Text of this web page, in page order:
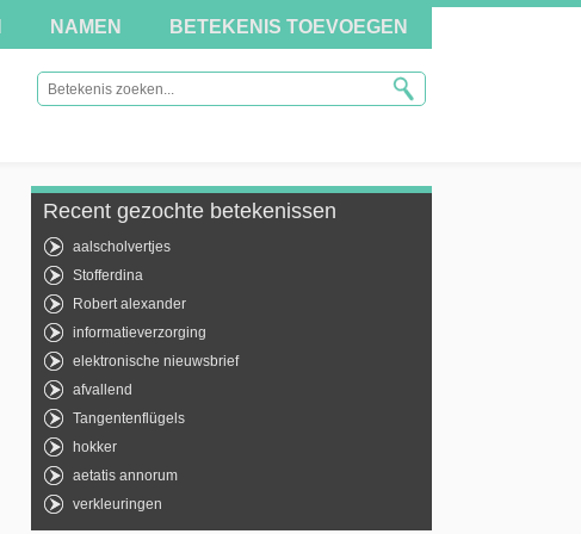
NAMEN BETEKENIS TOEVOEGEN
Recent gezochte betekenissen
aalscholvertjes
Stofferdina
Robert alexander
informatieverzorging
elektronische nieuwsbrief
afvallend
Tangentenflügels
hokker
aetatis annorum
verkleuringen